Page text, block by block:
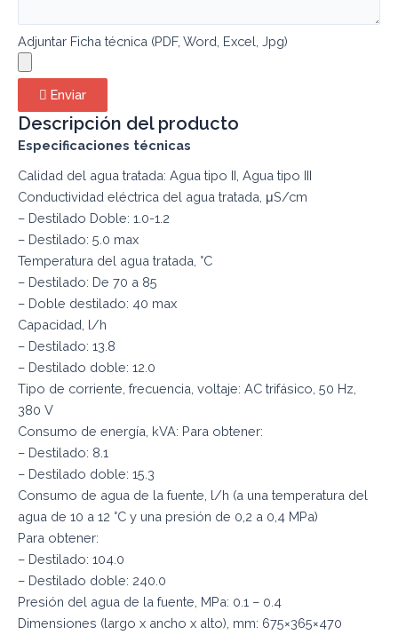
Adjuntar Ficha técnica (PDF, Word, Excel, Jpg)
Enviar
Descripción del producto
Especificaciones técnicas
Calidad del agua tratada: Agua tipo II, Agua tipo III
Conductividad eléctrica del agua tratada, μS/cm
– Destilado Doble: 1.0-1.2
– Destilado: 5.0 max
Temperatura del agua tratada, °C
– Destilado: De 70 a 85
– Doble destilado: 40 max
Capacidad, l/h
– Destilado: 13.8
– Destilado doble: 12.0
Tipo de corriente, frecuencia, voltaje: AC trifásico, 50 Hz,
380 V
Consumo de energía, kVA: Para obtener:
– Destilado: 8.1
– Destilado doble: 15.3
Consumo de agua de la fuente, l/h (a una temperatura del
agua de 10 a 12 °C y una presión de 0,2 a 0,4 MPa)
Para obtener:
– Destilado: 104.0
– Destilado doble: 240.0
Presión del agua de la fuente, MPa: 0.1 – 0.4
Dimensiones (largo x ancho x alto), mm: 675×365×470